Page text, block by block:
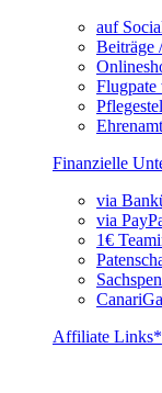
auf
Beiträge
Flugpate
Finanzielle
via
via
1€
Affiliate Links*